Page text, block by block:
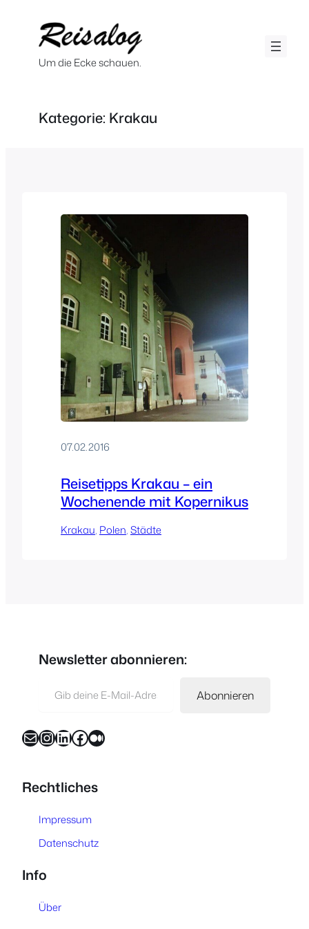
springenUm die Ecke schauen.
Kategorie: Krakau
07.02.2016
Reisetipps Krakau – ein
Wochenende mit Kopernikus
Krakau, Polen, Städte
Newsletter abonnieren:
Abonnieren
E-Mail InstagramLinkedIn Facebook Medium
Rechtliches
Impressum
Datenschutz
Info
Über